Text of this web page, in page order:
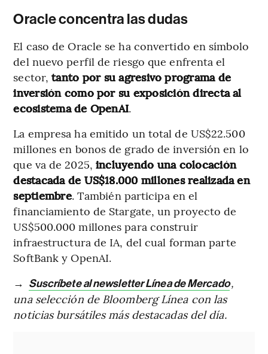
Oracle concentra las dudas
El caso de Oracle se ha convertido en símbolo
del nuevo perfil de riesgo que enfrenta el
sector,tanto por su agresivo programa de
inversión como por su exposición directa al
ecosistema de OpenAI.
La empresa ha emitido un total de US$22.500
millones en bonos de grado de inversión en lo
que va de 2025, incluyendo una colocación
destacada de US$18.000 millones realizada en
septiembre. También participa en el
financiamiento de Stargate, un proyecto de
US$500.000 millones para construir
infraestructura de IA, del cual forman parte
SoftBank y OpenAI.
→ Suscríbete al newsletter Línea de Mercado,
una selección de Bloomberg Línea con las
noticias bursátiles más destacadas del día.